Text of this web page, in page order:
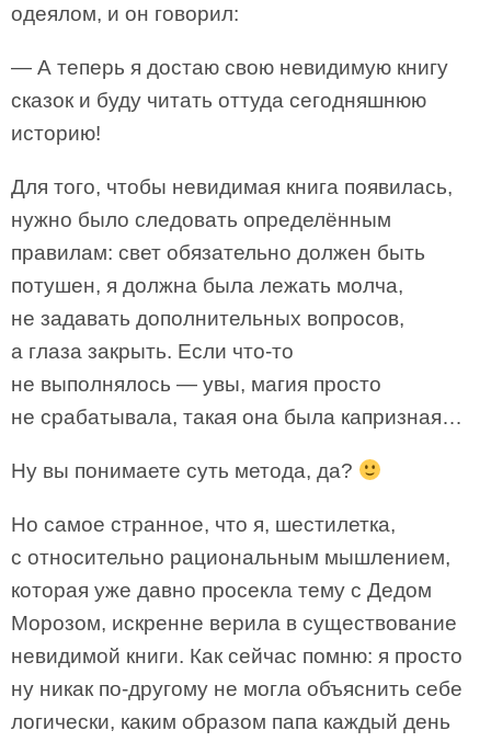
одеялом, и он говорил:
— А теперь я достаю свою невидимую книгу
сказок и буду читать оттуда сегодняшнюю
историю!
Для того, чтобы невидимая книга появилась,
нужно было следовать определённым
правилам: свет обязательно должен быть
потушен, я должна была лежать молча,
не задавать дополнительных вопросов,
а глаза закрыть. Если что-то
не выполнялось — увы, магия просто
не срабатывала, такая она была капризная…
Ну вы понимаете суть метода, да?
Но самое странное, что я, шестилетка,
с относительно рациональным мышлением,
которая уже давно просекла тему с Дедом
Морозом, искренне верила в существование
невидимой книги. Как сейчас помню: я просто
ну никак по-другому не могла объяснить себе
логически, каким образом папа каждый день